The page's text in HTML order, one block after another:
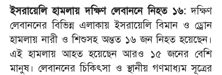
ইসরায়েলি হামলায় দক্ষিণ লেবাননে নিহত ১৬: দক্ষিণ
লেবাননের বিভিন্ন এলাকায় ইসরায়েলি বিমান ও ড্রোন
হামলায় নারী ও শিশুসহ অন্তত ১৬ জন নিহত হয়েছেন।
এই হামলায় আহত হয়েছেন আরও ১৫ জনের বেশি
মানুষ। লেবাননের চিকিৎসা ও স্থানীয় গণমাধ্যম সূত্রের